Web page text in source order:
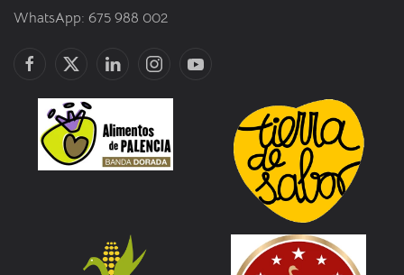
WhatsApp: 675 988 002